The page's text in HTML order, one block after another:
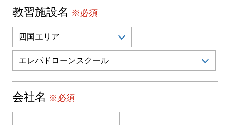
教習施設名 ※必須
会社名 ※必須